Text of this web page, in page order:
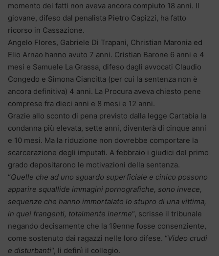
momento dei fatti non aveva ancora compiuto 18 anni. Il
giovane, difeso dal penalista Pietro Capizzi, ha fatto
ricorso in Cassazione.
Angelo Flores, Gabriele Di Trapani, Christian Maronia ed
Elio Arnao hanno avuto 7 anni. Cristian Barone 6 anni e 4
mesi e Samuele La Grassa, difeso dagli avvocati Claudio
Congedo e Simona Ciancitta (per cui la sentenza non è
ancora definitiva) 4 anni. La Procura aveva chiesto pene
comprese fra dieci anni e 8 mesi e 12 anni.
Grazie allo sconto di pena previsto dalla legge Cartabia la
condanna più elevata, sette anni, diventerà di cinque anni
e 10 mesi. Ma la riduzione non dovrebbe comportare la
scarcerazione degli imputati. A febbraio i giudici del primo
grado depositarono le motivazioni della sentenza.
“Quelle che ad uno sguardo superficiale e cinico possono
apparire squallide immagini pornografiche, sono invece,
sequenze che hanno immortalato lo stupro di una vittima,
in quei frangenti, totalmente inerme“, scrisse il tribunale
negando decisamente che la 19enne fosse consenziente,
come sostenuto dai ragazzi nelle loro difese. “Video crudi
e disturbanti“, li definì il collegio.